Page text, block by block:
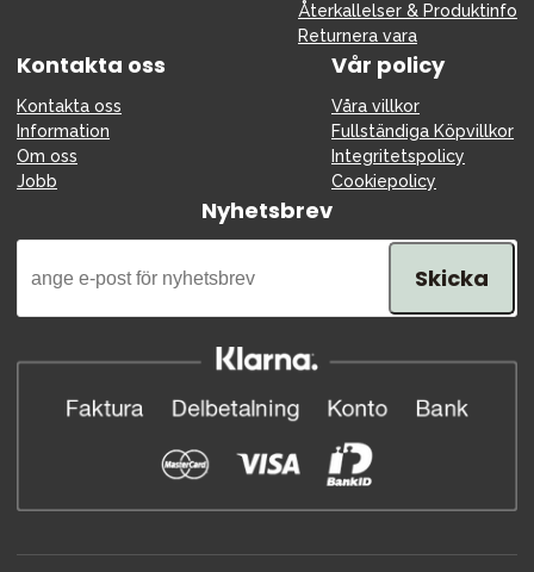
Återkallelser & Produktinfo
Returnera vara
Kontakta oss
Kontakta oss
Information
Om oss
Jobb
Vår policy
Våra villkor
Fullständiga Köpvillkor
Integritetspolicy
Cookiepolicy
Nyhetsbrev
Skicka